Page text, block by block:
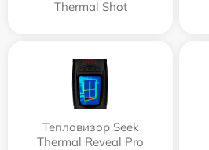
Thermal Shot
Тепловизор Seek
Thermal Reveal Pro